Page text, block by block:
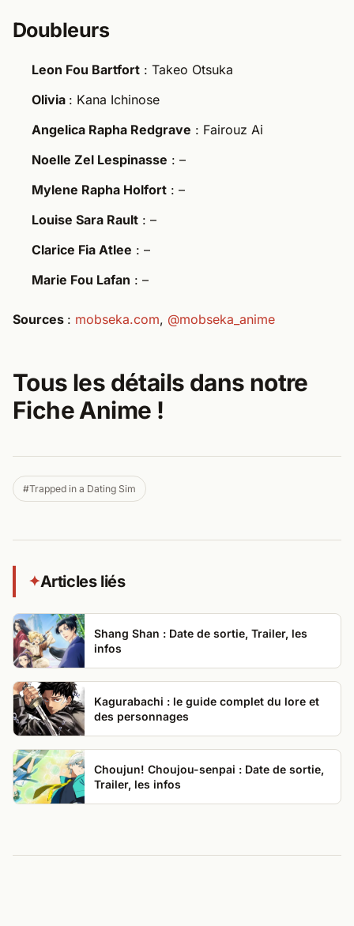
Doubleurs
Leon Fou Bartfort : Takeo Otsuka
Olivia : Kana Ichinose
Angelica Rapha Redgrave : Fairouz Ai
Noelle Zel Lespinasse : –
Mylene Rapha Holfort : –
Louise Sara Rault : –
Clarice Fia Atlee : –
Marie Fou Lafan : –
Sources : mobseka.com, @mobseka_anime
Tous les détails dans notre
Fiche Anime !​
#Trapped in a Dating Sim
✦Articles liés
Shang Shan : Date de sortie, Trailer, les
infos
Kagurabachi : le guide complet du lore et
des personnages
Choujun! Choujou-senpai : Date de sortie,
Trailer, les infos